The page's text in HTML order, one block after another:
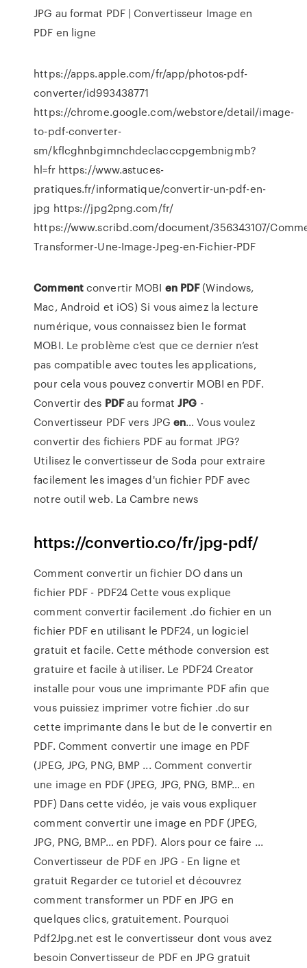
JPG au format PDF | Convertisseur Image en
PDF en ligne
https://apps.apple.com/fr/app/photos-pdf-
converter/id993438771
https://chrome.google.com/webstore/detail/image-
to-pdf-converter-
sm/kflcghnbgimnchdeclacccpgembnigmb?
hl=fr https://www.astuces-
pratiques.fr/informatique/convertir-un-pdf-en-
jpg https://jpg2png.com/fr/
https://www.scribd.com/document/356343107/
Transformer-Une-Image-Jpeg-en-Fichier-PDF
Commentconvertir MOBI en PDF(Windows,
Mac, Android et iOS) Si vous aimez la lecture
numérique, vous connaissez bien le format
MOBI. Le problème c’est que ce dernier n’est
pas compatible avec toutes les applications,
pour cela vous pouvez convertir MOBI en PDF.
Convertir des PDFau formatJPG -
Convertisseur PDF vers JPG en… Vous voulez
convertir des fichiers PDF au format JPG?
Utilisez le convertisseur de Soda pour extraire
facilement les images d'un fichier PDF avec
notre outil web. La Cambre news
https://convertio.co/fr/jpg-pdf/
Comment convertir un fichier DO dans un
fichier PDF - PDF24 Cette vous explique
comment convertir facilement .do fichier en un
fichier PDF en utilisant le PDF24, un logiciel
gratuit et facile. Cette méthode conversion est
gratuire et facile à utiliser. Le PDF24 Creator
installe pour vous une imprimante PDF afin que
vous puissiez imprimer votre fichier .do sur
cette imprimante dans le but de le convertir en
PDF. Comment convertir une image en PDF
(JPEG, JPG, PNG, BMP ... Comment convertir
une image en PDF (JPEG, JPG, PNG, BMP… en
PDF) Dans cette vidéo, je vais vous expliquer
comment convertir une image en PDF (JPEG,
JPG, PNG, BMP… en PDF). Alors pour ce faire ...
Convertisseur de PDF en JPG - En ligne et
gratuit Regarder ce tutoriel et découvrez
comment transformer un PDF en JPG en
quelques clics, gratuitement. Pourquoi
Pdf2Jpg.net est le convertisseur dont vous avez
besoin Convertisseur de PDF en JPG gratuit